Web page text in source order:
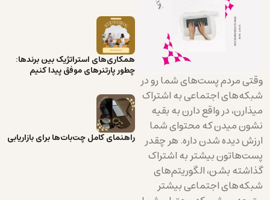
وقتی مردم پست‌های شما رو در
شبکه‌های اجتماعی به اشتراک
میذارن، در واقع دارن به بقیه
نشون میدن که محتوای شما
ارزش دیده شدن داره. هر چقدر
پست‌هاتون بیشتر به اشتراک
گذاشته بشن، الگوریتم‌های
شبکه‌های اجتماعی بیشتر
همکاری‌های استراتژیک بین برندها:
چطور پارتنرهای موفق پیدا کنیم
راهنمای کامل چت‌بات‌ها برای بازاریابی